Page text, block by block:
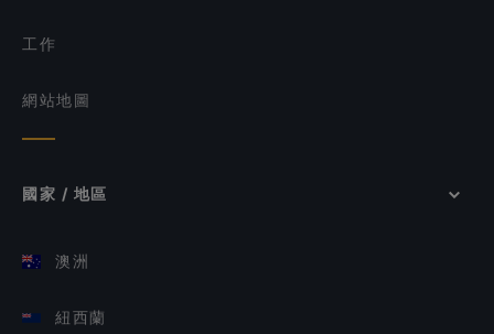
工作
網站地圖
國家 / 地區
澳洲
紐西蘭